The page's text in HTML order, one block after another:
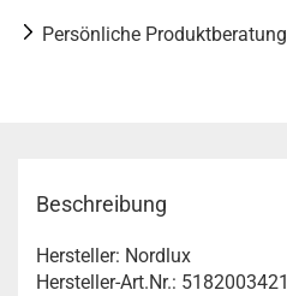
Persönliche Produktberatung
Beschreibung
Hersteller: Nordlux
Hersteller-Art.Nr.: 5182003421